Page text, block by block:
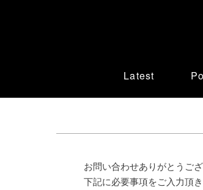
Latest
お問い合わせありがとうござ
下記に必要事項をご入力頂